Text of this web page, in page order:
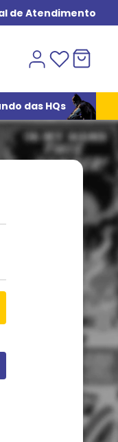
de Atendimento
das HQs